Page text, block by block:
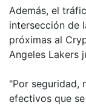
Además, el
intersección de
próximas al
Angeles Lakers
"Por seguridad,
efectivos que